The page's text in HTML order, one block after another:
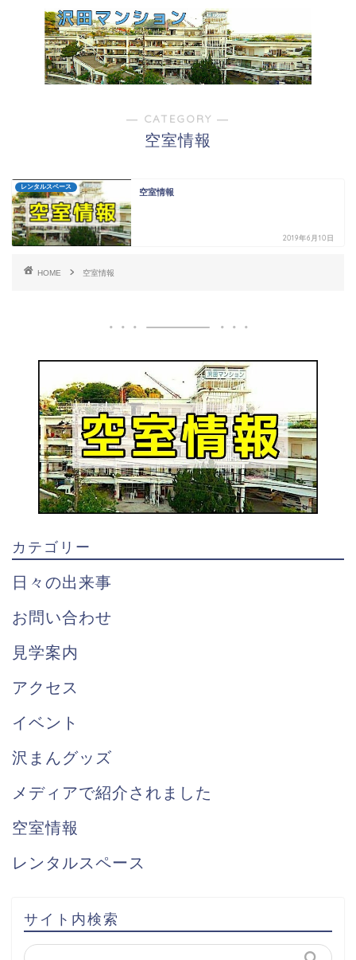
― CATEGORY ―
空室情報
レンタルスペース
空室情報
2019年6月10日
HOME 空室情報
カテゴリー
日々の出来事
お問い合わせ
見学案内
アクセス
イベント
沢まんグッズ
メディアで紹介されました
空室情報
レンタルスペース
サイト内検索